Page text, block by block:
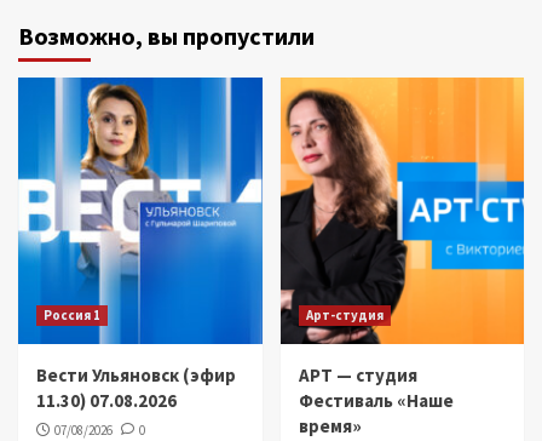
Возможно, вы пропустили
Россия 1
Вести Ульяновск (эфир
11.30) 07.08.2026
07/08/2026 0
Арт-студия
АРТ — студия
Фестиваль «Наше
время»